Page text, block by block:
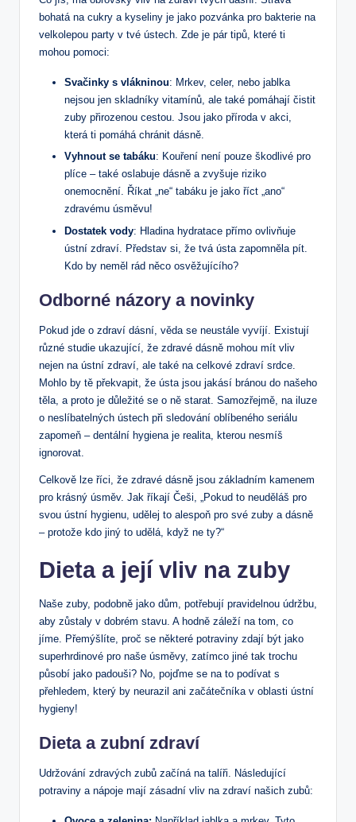
bohatá na cukry a kyseliny je jako pozvánka pro bakterie na
velkolepou party v tvé ústech. Zde je pár tipů, které ti
mohou pomoci:
Svačinky s vlákninou: Mrkev, celer, nebo jablka
nejsou jen skladníky vitamínů, ale také pomáhají čistit
zuby přirozenou cestou. Jsou jako příroda v akci,
která ti pomáhá chránit dásně.
Vyhnout se tabáku: Kouření není pouze škodlivé pro
plíce – také oslabuje dásně a zvyšuje riziko
onemocnění. Říkat „ne“ tabáku je jako říct „ano“
zdravému úsměvu!
Dostatek vody: Hladina hydratace přímo ovlivňuje
ústní zdraví. Představ si, že tvá ústa zapomněla pít.
Kdo by neměl rád něco osvěžujícího?
Odborné názory a novinky
Pokud jde o zdraví dásní, věda se neustále vyvíjí. Existují
různé studie ukazující, že zdravé dásně mohou mít vliv
nejen na ústní zdraví, ale také na celkové zdraví srdce.
Mohlo by tě překvapit, že ústa jsou jakásí bránou do našeho
těla, a proto je důležité se o ně starat. Samozřejmě, na iluze
o neslíbatelných ústech při sledování oblíbeného seriálu
zapomeň – dentální hygiena je realita, kterou nesmíš
ignorovat.
Celkově lze říci, že zdravé dásně jsou základním kamenem
pro krásný úsměv. Jak říkají Češi, „Pokud to neuděláš pro
svou ústní hygienu, udělej to alespoň pro své zuby a dásně
– protože kdo jiný to udělá, když ne ty?“
Dieta a její vliv na zuby
Naše zuby, podobně jako dům, potřebují pravidelnou údržbu,
aby zůstaly v dobrém stavu. A hodně záleží na tom, co
jíme. Přemýšlíte, proč se některé potraviny zdají být jako
superhrdinové pro naše úsměvy, zatímco jiné tak trochu
působí jako padouši? No, pojďme se na to podívat s
přehledem, který by neurazil ani začátečníka v oblasti ústní
hygieny!
Dieta a zubní zdraví
Udržování zdravých zubů začíná na talíři. Následující
potraviny a nápoje mají zásadní vliv na zdraví našich zubů: